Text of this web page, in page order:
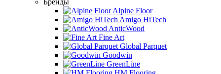
Бренды
Alpine Floor
Amigo HiTech
AnticWood
Fine Art
Global Parquet
Goodwin
GreenLine